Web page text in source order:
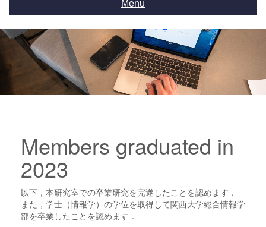
Menu
Members graduated in
2023
以下，本研究室での卒業研究を完遂したことを認めます．
また，学士（情報学）の学位を取得して関西大学総合情報学
部を卒業したことを認めます．